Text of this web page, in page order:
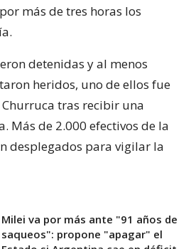
más de tres horas los
detenidas y al menos
heridos, uno de ellos fue
tras recibir una
Más de 2.000 efectivos de la
desplegados para vigilar la
Milei va por más ante "91 años de
saqueos": propone "apagar" el